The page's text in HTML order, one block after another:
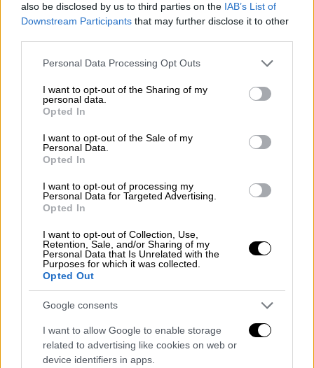
also be disclosed by us to third parties on the IAB’s List of
Downstream Participants that may further disclose it to other
Please note that this website/app uses one or more Google
not limited to your visit or usage behaviour. You may click to
grant or deny consent to Google and its third-party tags to
use your data for below specified purposes in below Google
consent section.
Personal Data Processing Opt Outs
I want to opt-out of the Sharing of my
personal data.
Opted In
I want to opt-out of the Sale of my
Personal Data.
Opted In
I want to opt-out of processing my
Personal Data for Targeted Advertising.
Opted In
I want to opt-out of Collection, Use,
Retention, Sale, and/or Sharing of my
Personal Data that Is Unrelated with the
Purposes for which it was collected.
Opted Out
Google consents
I want to allow Google to enable storage
related to advertising like cookies on web or
device identifiers in apps.
αμαξοστοιχίεςεκ των οποίων οι πέντε
βρέθηκαν χθες εκτός λειτουργίας. Κι αυτό
κυκλοφορίας λόγω γενικής επισκευής, ενώ
σε άλλες δύο παρουσιάστηκε ταυτόχρονα
βλάβη, η οποία οδήγησε τελικώς στις
Σέρρες.
Σιδηρόδρομος (ΙΝΤΙΜΕ)